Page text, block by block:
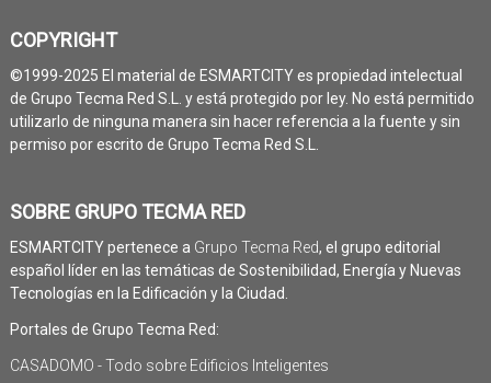
COPYRIGHT
©1999-2025 El material de ESMARTCITY es propiedad intelectual
de Grupo Tecma Red S.L. y está protegido por ley. No está permitido
utilizarlo de ninguna manera sin hacer referencia a la fuente y sin
permiso por escrito de Grupo Tecma Red S.L.
SOBRE GRUPO TECMA RED
ESMARTCITY pertenece a Grupo Tecma Red, el grupo editorial
español líder en las temáticas de Sostenibilidad, Energía y Nuevas
Tecnologías en la Edificación y la Ciudad.
Portales de Grupo Tecma Red:
CASADOMO - Todo sobre Edificios Inteligentes